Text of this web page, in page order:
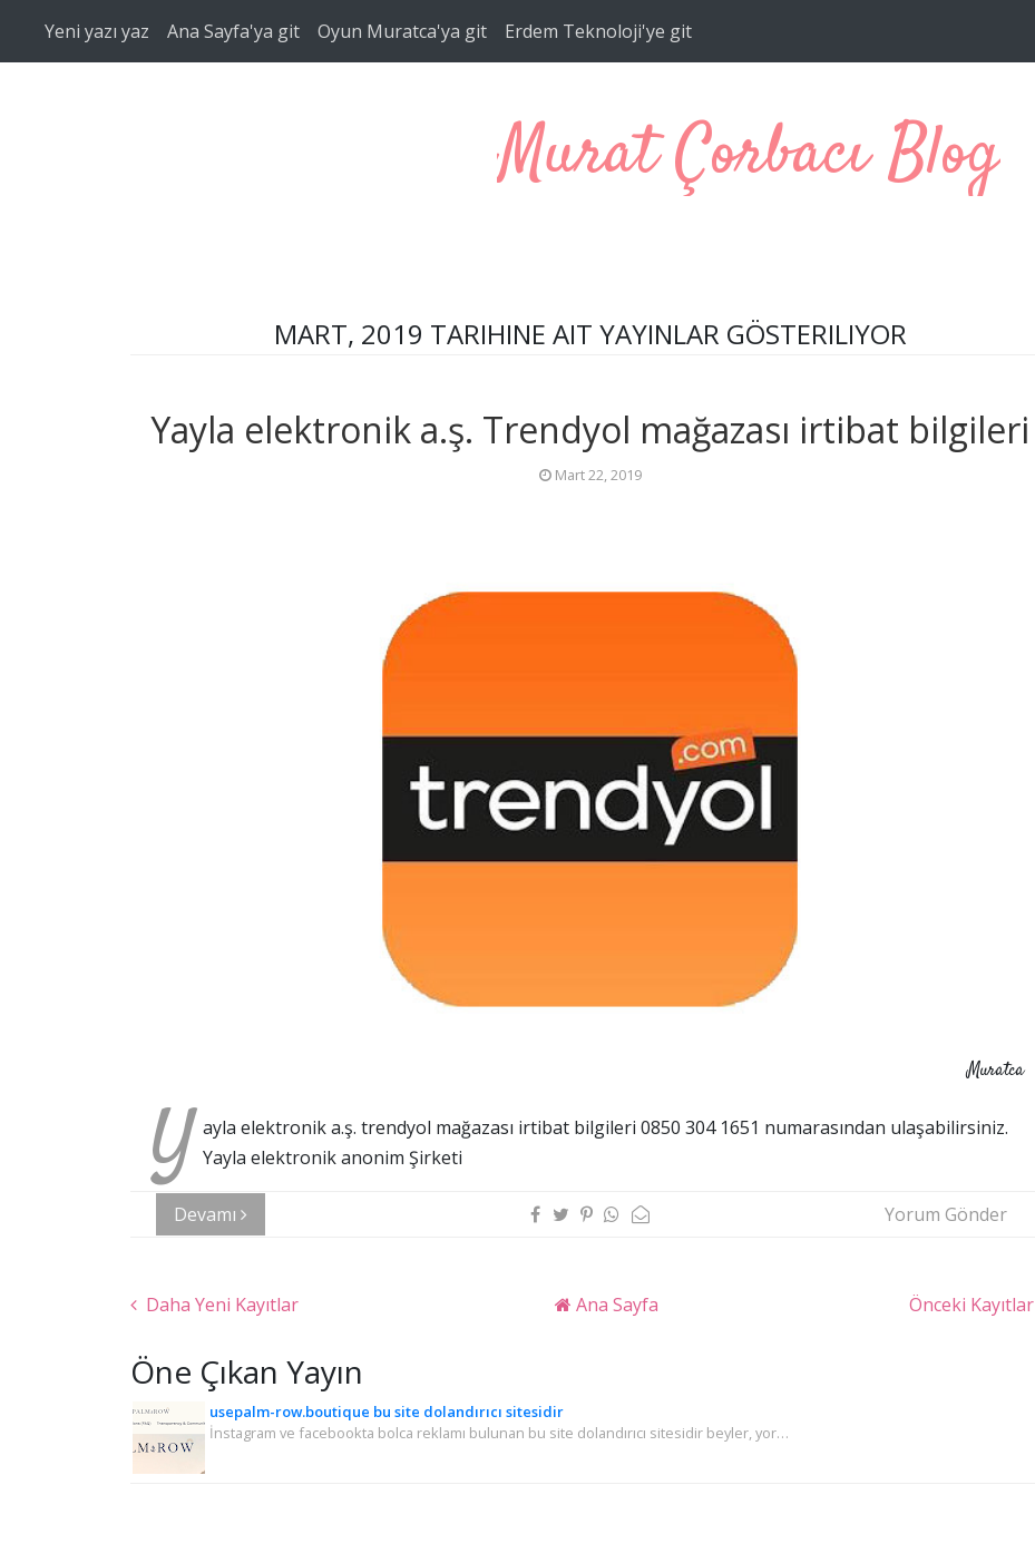
Yeni yazı yaz Ana Sayfa'ya git Oyun Muratca'ya git Erdem Teknoloji'ye git
Murat Çorbacı Blog
MART, 2019 TARIHINE AIT YAYINLAR GÖSTERILIYOR
Yayla elektronik a.ş. Trendyol mağazası irtibat bilgileri
Mart 22, 2019
Muratca
Y ayla elektronik a.ş. trendyol mağazası irtibat bilgileri 0850 304 1651 numarasından ulaşabilirsiniz.
Yayla elektronik anonim Şirketi
Devamı Yorum Gönder
Daha Yeni Kayıtlar Önceki Kayıtlar
Ana Sayfa
Öne Çıkan Yayın
usepalm-row.boutique bu site dolandırıcı sitesidir
İnstagram ve facebookta bolca reklamı bulunan bu site dolandırıcı sitesidir beyler, yor…